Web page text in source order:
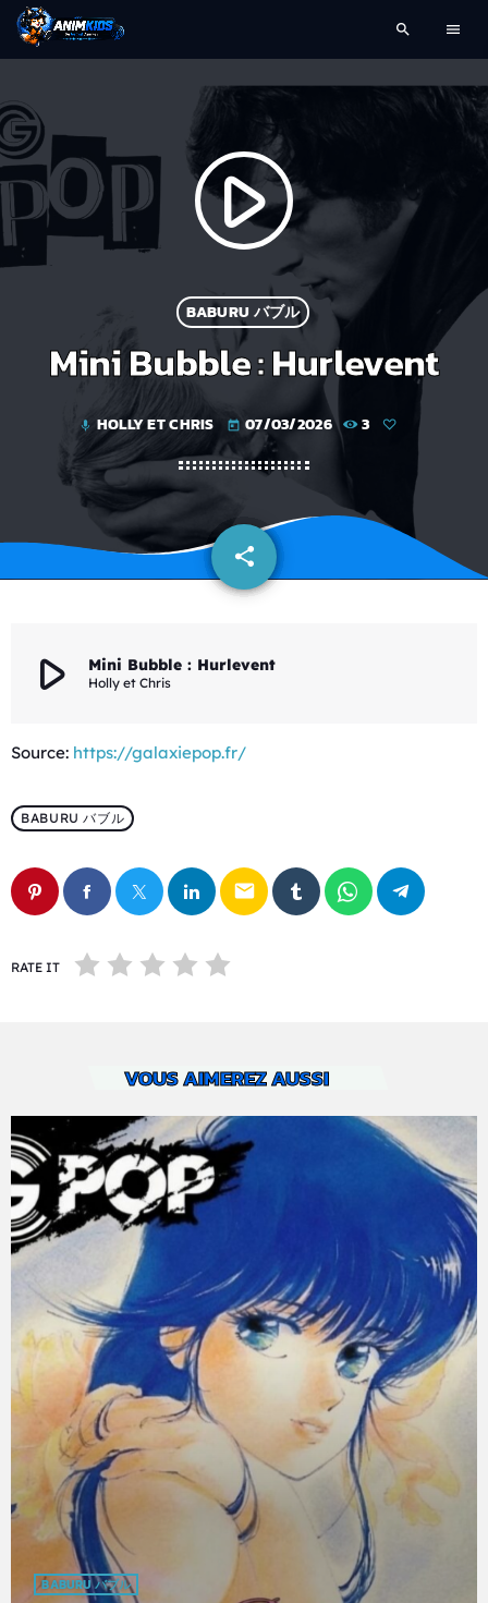
search menu
play_arrow
BABURU バブル
Mini Bubble : Hurlevent
mic HOLLY ET CHRIS today 07/03/2026 3
share
email
play_arrow Mini Bubble : Hurlevent
Holly et Chris
Source: https://galaxiepop.fr/
BABURU バブル
email
RATE IT
VOUS AIMEREZ AUSSI
BABURU バブル